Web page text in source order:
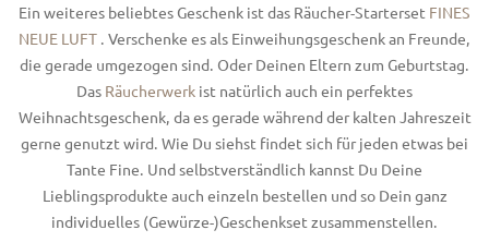
Ein weiteres beliebtes Geschenk ist das Räucher-Starterset FINES
NEUE LUFT . Verschenke es als Einweihungsgeschenk an Freunde,
die gerade umgezogen sind. Oder Deinen Eltern zum Geburtstag.
Das Räucherwerk ist natürlich auch ein perfektes
Weihnachtsgeschenk, da es gerade während der kalten Jahreszeit
gerne genutzt wird. Wie Du siehst findet sich für jeden etwas bei
Tante Fine. Und selbstverständlich kannst Du Deine
Lieblingsprodukte auch einzeln bestellen und so Dein ganz
individuelles (Gewürze-)Geschenkset zusammenstellen.